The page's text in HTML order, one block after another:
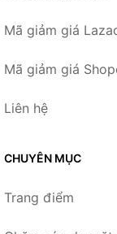
Mã giảm giá
Mã giảm giá
Liên hệ
CHUYÊN MỤC
Trang điểm